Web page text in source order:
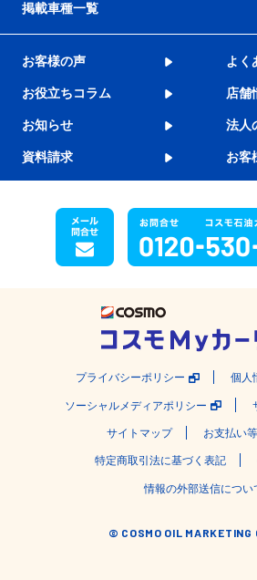
掲載車種一覧
お客様の声 よく
お役立ちコラム 店舗
お知らせ 法人
資料請求 お客
プライバシーポリシー 個人
ソーシャルメディアポリシー
サイトマップ お支払い
特定商取引法に基づく表記
情報の外部送信につい
© COSMO OIL